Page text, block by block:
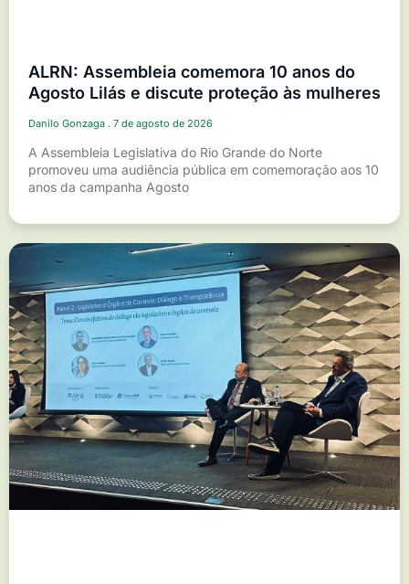
ALRN: Assembleia comemora 10 anos do
Agosto Lilás e discute proteção às mulheres
Danilo Gonzaga 7 de agosto de 2026
A Assembleia Legislativa do Rio Grande do Norte
promoveu uma audiência pública em comemoração aos 10
anos da campanha Agosto